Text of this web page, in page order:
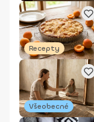
Recepty
Všeobecné